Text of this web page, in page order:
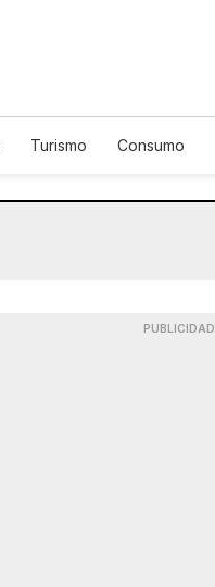
Turismo
Consumo
PUBLICIDAD